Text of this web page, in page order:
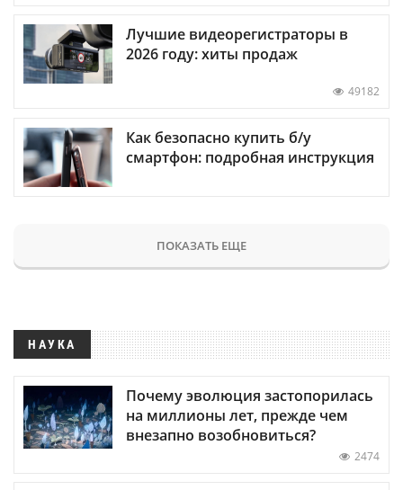
Лучшие видеорегистраторы в
2026 году: хиты продаж
49182
Как безопасно купить б/у
смартфон: подробная инструкция
ПОКАЗАТЬ ЕЩЕ
НАУКА
Почему эволюция застопорилась
на миллионы лет, прежде чем
внезапно возобновиться?
2474